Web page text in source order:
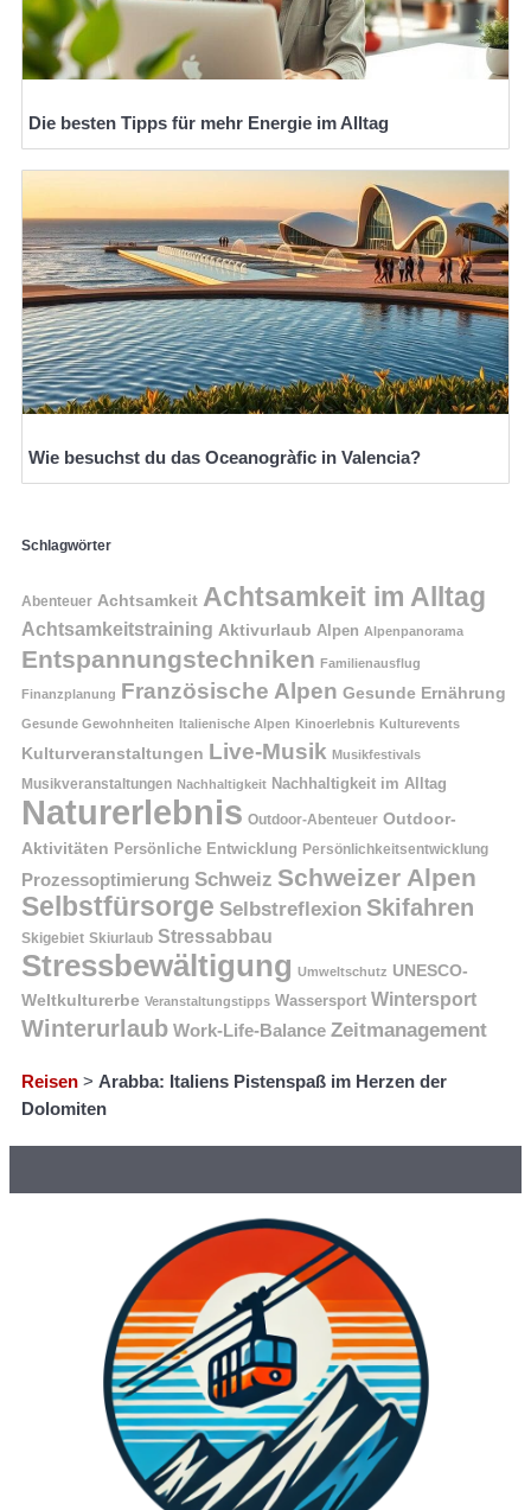
Die besten Tipps für mehr Energie im Alltag
Wie besuchst du das Oceanogràfic in Valencia?
Schlagwörter
Abenteuer Achtsamkeit Achtsamkeit im Alltag
Achtsamkeitstraining Aktivurlaub Alpen Alpenpanorama
Entspannungstechniken Familienausflug
Finanzplanung Französische Alpen Gesunde Ernährung
Gesunde Gewohnheiten Italienische Alpen Kinoerlebnis Kulturevents
Kulturveranstaltungen Live-Musik Musikfestivals
Musikveranstaltungen Nachhaltigkeit Nachhaltigkeit im Alltag
Naturerlebnis Outdoor-Abenteuer Outdoor-
Aktivitäten Persönliche Entwicklung Persönlichkeitsentwicklung
Prozessoptimierung Schweiz Schweizer Alpen
Selbstfürsorge Selbstreflexion Skifahren
Skigebiet Skiurlaub Stressabbau
Stressbewältigung Umweltschutz UNESCO-
Weltkulturerbe Veranstaltungstipps Wassersport Wintersport
Winterurlaub Work-Life-Balance Zeitmanagement
Reisen > Arabba: Italiens Pistenspaß im Herzen der
Dolomiten